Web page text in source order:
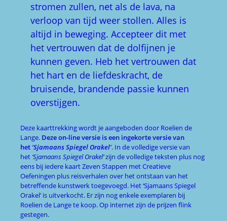
stromen zullen, net als de lava, na
verloop van tijd weer stollen. Alles is
altijd in beweging. Accepteer dit met
het vertrouwen dat de dolfijnen je
kunnen geven. Heb het vertrouwen dat
het hart en de liefdeskracht, de
bruisende, brandende passie kunnen
overstijgen.
Deze kaarttrekking wordt je aangeboden door Roelien de
Lange. Deze on-line versie is een ingekorte versie van
het ‘Sjamaans Spiegel Orakel’. In de volledige versie van
het ‘Sjamaans Spiegel Orakel’zijn de volledige teksten plus nog
eens bij iedere kaart Zeven Stappen met Creatieve
Oefeningen plus reisverhalen over het ontstaan van het
betreffende kunstwerk toegevoegd. Het ‘Sjamaans Spiegel
Orakel’ is uitverkocht. Er zijn nog enkele exemplaren bij
Roelien de Lange te koop. Op internet zijn de prijzen flink
gestegen.